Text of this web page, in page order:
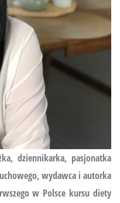
dziennikarka, pasjonatka
wydawca i autorka
w Polsce kursu diety